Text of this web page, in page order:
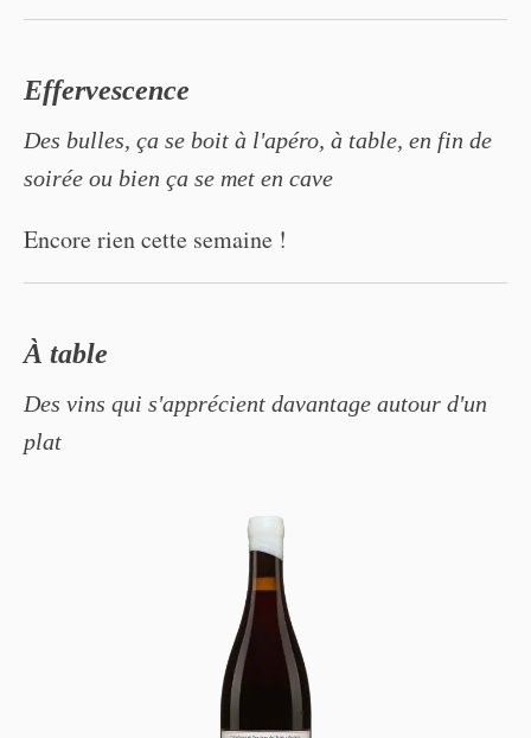
Effervescence
Des bulles, ça se boit à l'apéro, à table, en fin de
soirée ou bien ça se met en cave
Encore rien cette semaine !
À table
Des vins qui s'apprécient davantage autour d'un
plat